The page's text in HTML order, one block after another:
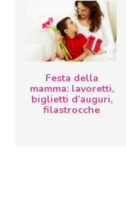
Festa della
mamma: lavoretti,
biglietti d’auguri,
filastrocche